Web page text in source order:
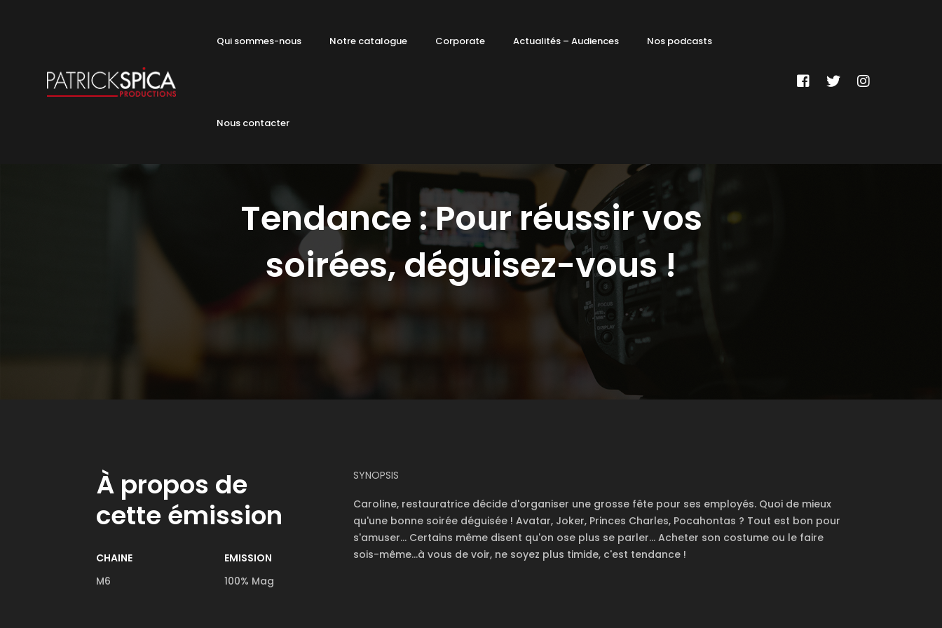
Qui sommes-nous Notre catalogue Corporate Actualités – Audiences Nos podcasts
Nous contacter
Tendance : Pour réussir vos
soirées, déguisez-vous !
À propos de
cette émission
CHAINE
M6
EMISSION
100% Mag
SYNOPSIS
Caroline, restauratrice décide d'organiser une grosse fête pour ses employés. Quoi de mieux
qu'une bonne soirée déguisée ! Avatar, Joker, Princes Charles, Pocahontas ? Tout est bon pour
s'amuser... Certains même disent qu'on ose plus se parler... Acheter son costume ou le faire
sois-même...à vous de voir, ne soyez plus timide, c'est tendance !